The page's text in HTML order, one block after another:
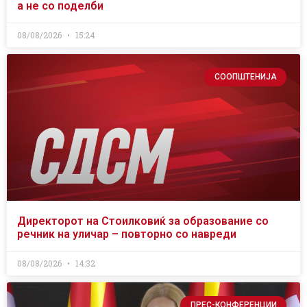
а не со поделби
08/08/2026 15:24
СООПШТЕНИЈА
Директорот на Стоилковиќ за образование со
речник на уличар – повторно со навреди
08/08/2026 14:32